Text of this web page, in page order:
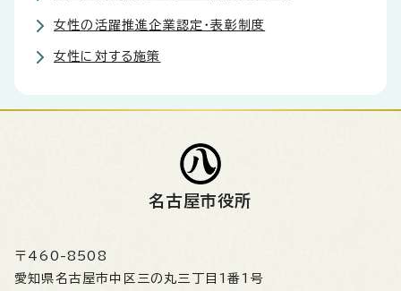
女性の活躍推進企業認定・表彰制度
女性に対する施策
名古屋市役所
〒460-8508
愛知県名古屋市中区三の丸三丁目1番1号